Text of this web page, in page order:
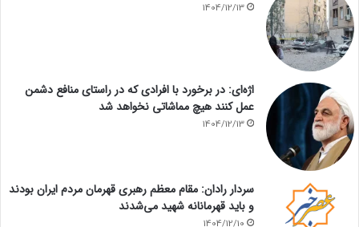
1404/12/13
اژه‌ای: در برخورد با افرادی که در راستای منافع دشمن
عمل کنند هیچ مماشاتی نخواهد شد
1404/12/13
سردار رادان: مقام معظم رهبری قهرمان مردم ایران بودند
و باید قهرمانانه شهید می‌شدند
1404/12/10